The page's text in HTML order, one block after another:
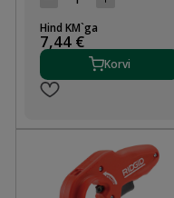
Hind KM`ga
7,44 €
Korvi